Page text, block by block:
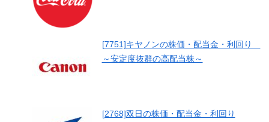
[7751]キヤノンの株価・配当金・利回り
～安定度抜群の高配当株～
[2768]双日の株価・配当金・利回り